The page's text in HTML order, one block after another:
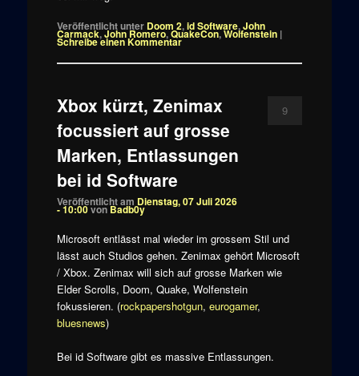
Veröffentlicht unter Doom 2,id Software,John
Carmack,John Romero,QuakeCon,Wolfenstein |
Schreibe einen Kommentar
Xbox kürzt, Zenimax
focussiert auf grosse
Marken, Entlassungen
bei id Software
Veröffentlicht am Dienstag, 07 Juli 2026
- 10:00vonBadb0y
9
Microsoft entlässt mal wieder im grossem Stil und
lässt auch Studios gehen. Zenimax gehört Microsoft
/ Xbox. Zenimax will sich auf grosse Marken wie
Elder Scrolls, Doom, Quake, Wolfenstein
fokussieren. (rockpapershotgun, eurogamer,
bluesnews)
Bei id Software gibt es massive Entlassungen.